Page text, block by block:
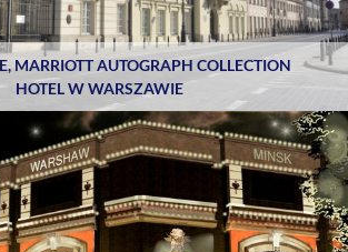
MARRIOTT AUTOGRAPH COLLECTION
HOTEL W WARSZAWIE